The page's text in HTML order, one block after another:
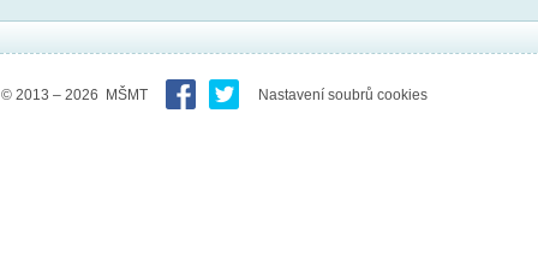
© 2013 – 2026 MŠMT Nastavení soubrů cookies